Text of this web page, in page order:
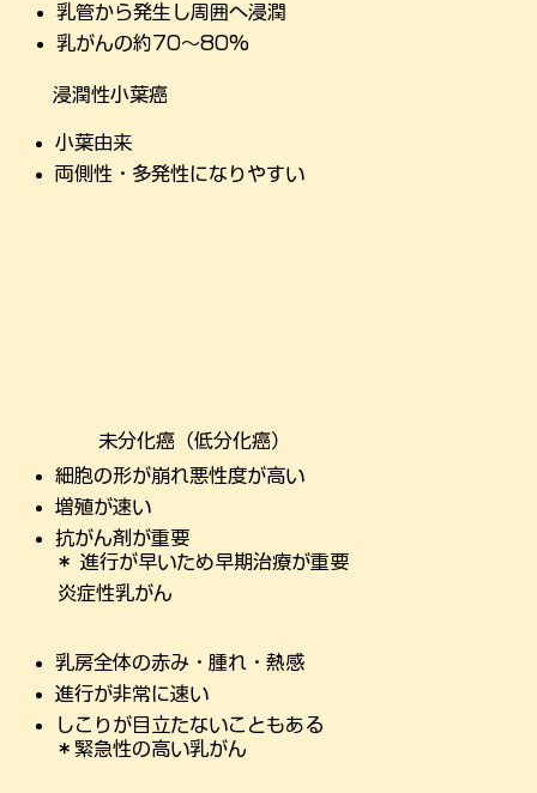
乳管から発生し周囲へ浸潤
乳がんの約70〜80%
浸潤性小葉癌
小葉由来
両側性・多発性になりやすい
未分化癌（低分化癌）
細胞の形が崩れ悪性度が高い
増殖が速い
抗がん剤が重要
​＊ 進行が早いため早期治療が重要
炎症性乳がん
乳房全体の赤み・腫れ・熱感
進行が非常に速い
しこりが目立たないこともある
＊緊急性の高い乳がん